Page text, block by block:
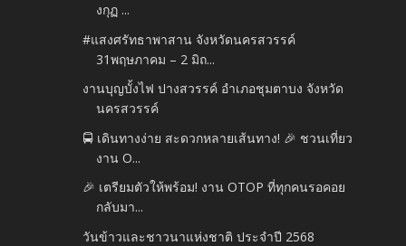
งกุฏ ...
#แสงศรัทธาพาสาน จังหวัดนครสวรรค์
31พฤษภาคม – 2 มิถ...
งานบุญบั้งไฟ ปางสวรรค์ อำเภอชุมตาบง จังหวัด
นครสวรรค์
🚍 เดินทางง่าย สะดวกหลายเส้นทาง! 🎉 ชวนเที่ยว
งาน O...
🎉 เตรียมตัวให้พร้อม! งาน OTOP ที่ทุกคนรอคอย
กลับมา...
วันข้าวและชาวนาแห่งชาติ ประจำปี 2568